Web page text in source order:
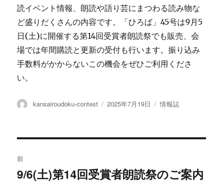
読イベント情報、朗読や語り芸にまつわる読み物な
ど盛りだくさんの内容です。「ひろば」45号は9月5
日(土)に開催する第14回受賞者朗読祭でも販売、会
場では年間購読と更新の受付も行います。振り込み
手数料がかからないこの機会をぜひご利用くださ
い。
投
kansairoudoku-contest
投
2025年7月19日
カ
情報誌
稿
前
過
9/6(土)第14回受賞者朗読祭のご案内